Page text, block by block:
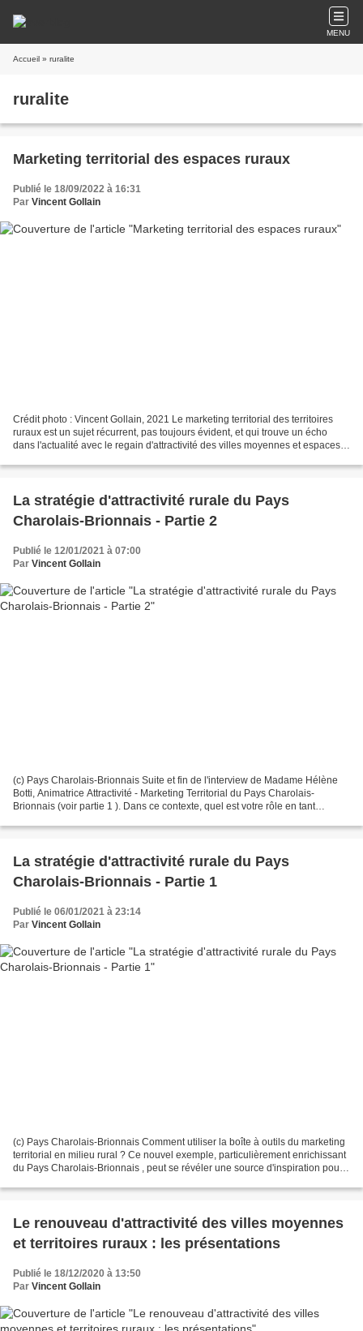
MENU
Accueil » ruralite
ruralite
Marketing territorial des espaces ruraux
Publié le 18/09/2022 à 16:31
Par Vincent Gollain
Crédit photo : Vincent Gollain, 2021 Le marketing territorial des territoires
ruraux est un sujet récurrent, pas toujours évident, et qui trouve un écho
dans l'actualité avec le regain d'attractivité des villes moyennes et espaces
La stratégie d'attractivité rurale du Pays
Charolais-Brionnais - Partie 2
Publié le 12/01/2021 à 07:00
Par Vincent Gollain
(c) Pays Charolais-Brionnais Suite et fin de l'interview de Madame Hélène
Botti, Animatrice Attractivité - Marketing Territorial du Pays Charolais-
Brionnais (voir partie 1 ). Dans ce contexte, quel est votre rôle en tant
La stratégie d'attractivité rurale du Pays
Charolais-Brionnais - Partie 1
Publié le 06/01/2021 à 23:14
Par Vincent Gollain
(c) Pays Charolais-Brionnais Comment utiliser la boîte à outils du marketing
territorial en milieu rural ? Ce nouvel exemple, particulièrement enrichissant
du Pays Charolais-Brionnais , peut se révéler une source d'inspiration pour
Le renouveau d'attractivité des villes moyennes
et territoires ruraux : les présentations
Publié le 18/12/2020 à 13:50
Par Vincent Gollain